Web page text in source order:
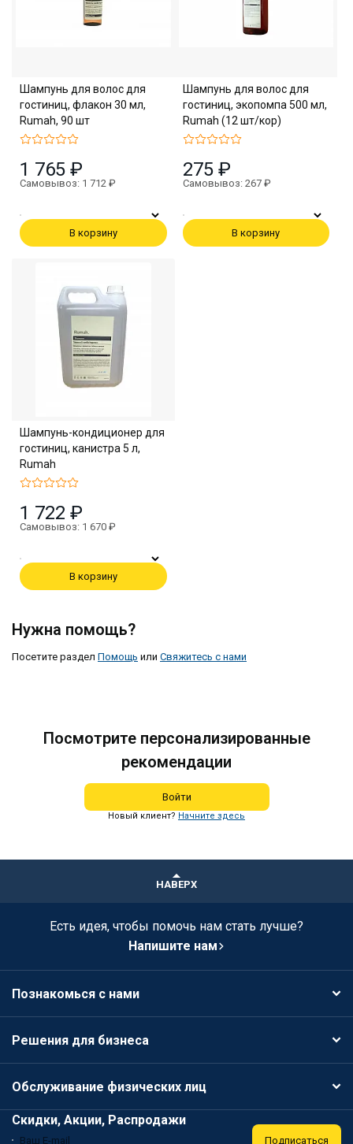
Шампунь для волос для
гостиниц, флакон 30 мл,
Rumah, 90 шт
1 765 ₽
Самовывоз: 1 712 ₽
В корзину
Шампунь для волос для
гостиниц, экопомпа 500 мл,
Rumah (12 шт/кор)
275 ₽
Самовывоз: 267 ₽
В корзину
Шампунь-кондиционер для
гостиниц, канистра 5 л,
Rumah
1 722 ₽
Самовывоз: 1 670 ₽
В корзину
Нужна помощь?
Посетите раздел Помощь или Свяжитесь с нами
Посмотрите персонализированные
рекомендации
Войти
Новый клиент? Начните здесь
НАВЕРХ
Есть идея, чтобы помочь нам стать лучше?
Напишите нам
Познакомься с нами
Решения для бизнеса
Обслуживание физических лиц
Скидки, Акции, Распродажи
Подписаться